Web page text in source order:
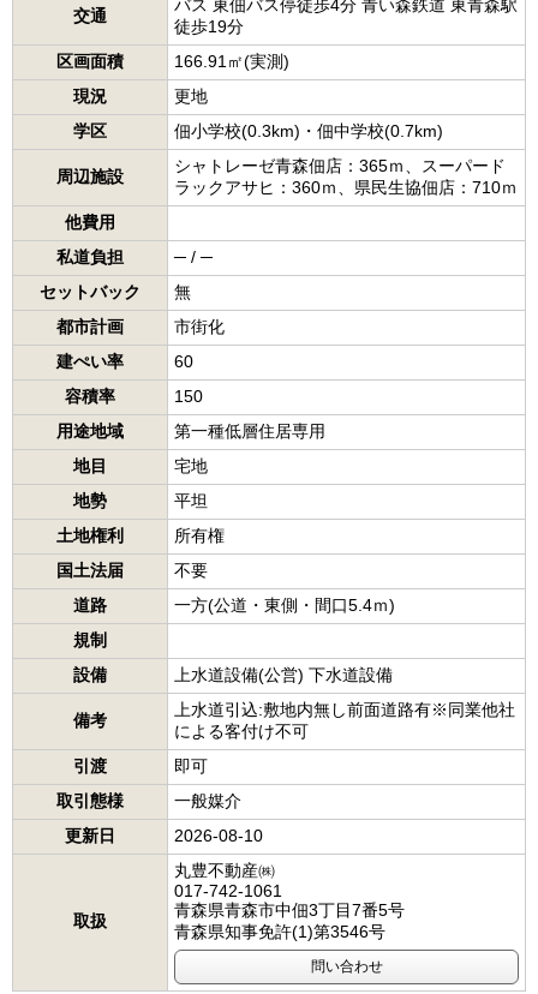
交通
バス 東佃バス停徒歩4分 青い森鉄道 東青森駅
徒歩19分
区画面積
166.91㎡(実測)
現況
更地
学区
佃小学校(0.3km)・佃中学校(0.7km)
周辺施設
シャトレーゼ青森佃店：365ｍ、スーパード
ラックアサヒ：360ｍ、県民生協佃店：710ｍ
他費用
私道負担
─ / ─
セットバック
無
都市計画
市街化
建ぺい率
60
容積率
150
用途地域
第一種低層住居専用
地目
宅地
地勢
平坦
土地権利
所有権
国土法届
不要
道路
一方(公道・東側・間口5.4ｍ)
規制
設備
上水道設備(公営) 下水道設備
備考
上水道引込:敷地内無し前面道路有※同業他社
による客付け不可
引渡
即可
取引態様
一般媒介
更新日
2026-08-10
取扱
丸豊不動産㈱
017-742-1061
青森県青森市中佃3丁目7番5号
青森県知事免許(1)第3546号
問い合わせ